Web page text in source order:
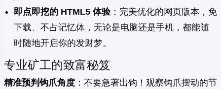
即点即挖的 HTML5 体验：完美优化的网页版本，免
下载、不占记忆体，无论是电脑还是手机，都能随
时随地开启你的发财梦。
专业矿工的致富秘笈
精准预判钩爪角度 ：不要急著出钩！观察钩爪摆动的节